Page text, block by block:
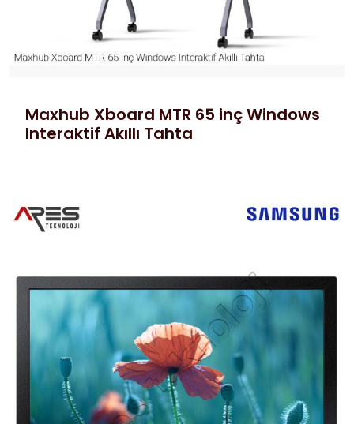
Maxhub Xboard MTR 65 inç Windows
Interaktif Akıllı Tahta